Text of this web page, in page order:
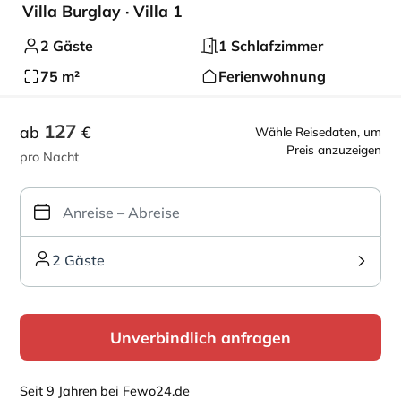
Villa Burglay · Villa 1
2 Gäste
1 Schlafzimmer
75 m²
Ferienwohnung
Wähle Reisedaten, um
Preis anzuzeigen
ab 127 €
pro Nacht
2 Gäste
Unverbindlich anfragen
Seit 9 Jahren bei Fewo24.de